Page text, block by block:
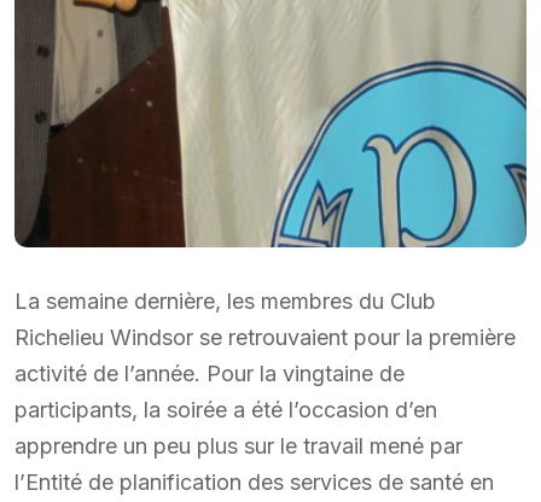
La semaine dernière, les membres du Club
Richelieu Windsor se retrouvaient pour la première
activité de l’année. Pour la vingtaine de
participants, la soirée a été l’occasion d’en
apprendre un peu plus sur le travail mené par
l’Entité de planification des services de santé en